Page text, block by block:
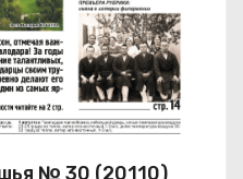
№ 30 (20110)